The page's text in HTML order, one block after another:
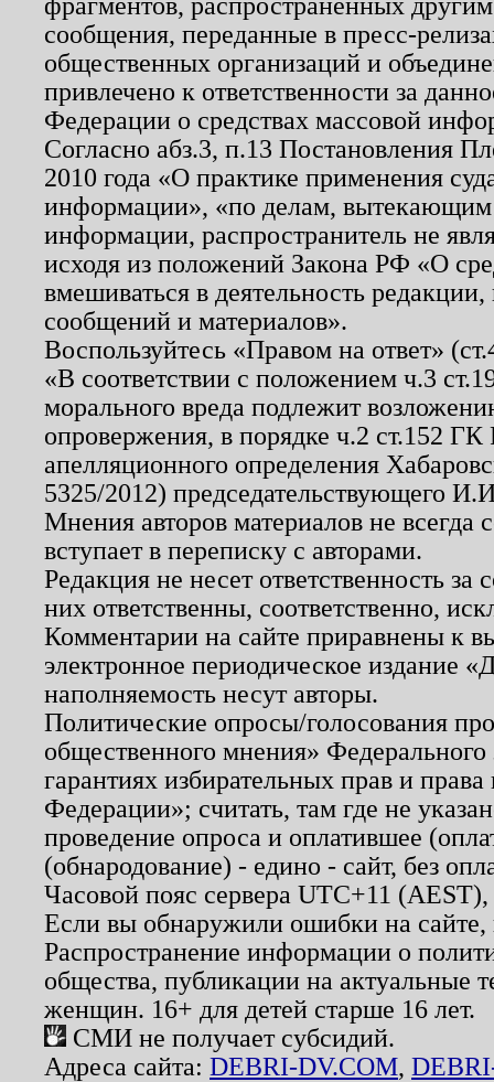
сообщения, переданные в пресс-
общественных организаций и
привлечено к ответственности за
Федерации о средствах массовой
Согласно абз.3, п.13 Постановления
2010 года «О практике применения
информации», «по делам, вытекающим
информации, распространитель не
исходя из положений Закона РФ «О
вмешиваться в деятельность
сообщений и материалов».
Воспользуйтесь «Правом на ответ»
«В соответствии с положением ч.3
морального вреда подлежит
опровержения, в порядке ч.2 ст.152
апелляционного определения
5325/2012) председательствующего
Мнения авторов материалов не
вступает в переписку с авторами.
Редакция не несет ответственность
них ответственны, соответственно,
Комментарии на сайте приравнены к
электронное периодическое издание
наполняемость несут авторы.
Политические опросы/голосования
общественного мнения»
гарантиях избирательных прав и
Федерации»; считать, там где не
проведение опроса и оплатившее
(обнародование) - едино - сайт, без
Часовой пояс сервера UTC+11
Если вы обнаружили ошибки на
Распространение информации о
общества, публикации на актуальные
женщин. 16+ для детей старше 16 лет.
СМИ не получает субсидий.
Адреса сайта: DEBRI-DV.COM,